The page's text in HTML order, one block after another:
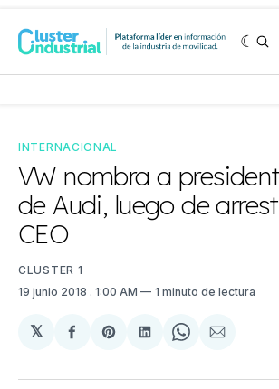
INTERNACIONAL
VW nombra a
de Audi, luego de
CEO
CLUSTER 1
19 junio 2018 . 1:00 AM 1 minuto de lectura
𝕏
Compartir
Facebook
Share
Pinterest
Compartir
LinkedIn
Share
WhatsApp
Email